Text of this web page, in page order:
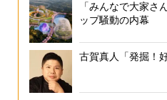
「みんなで大家さ
ップ騒動の内幕
古賀真人「発掘！